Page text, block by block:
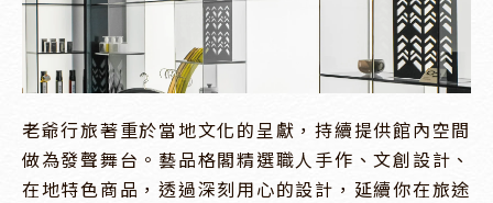
老爺行旅著重於當地文化的呈獻，持續提供館內空間
做為發聲舞台。藝品格閣精選職人手作、文創設計、
在地特色商品，透過深刻用心的設計，延續你在旅途